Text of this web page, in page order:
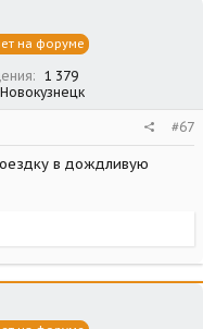
на форуме
1 379
Новокузнецк
#67
в дождливую